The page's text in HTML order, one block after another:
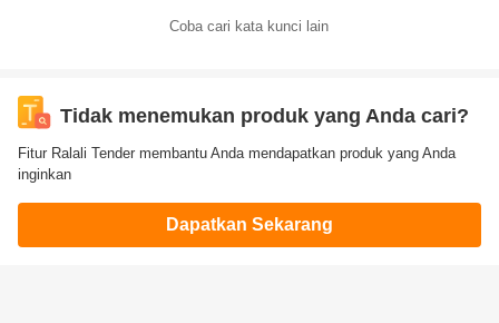
Coba cari kata kunci lain
Tidak menemukan produk yang Anda cari?
Fitur Ralali Tender membantu Anda mendapatkan produk yang Anda
inginkan
Dapatkan Sekarang